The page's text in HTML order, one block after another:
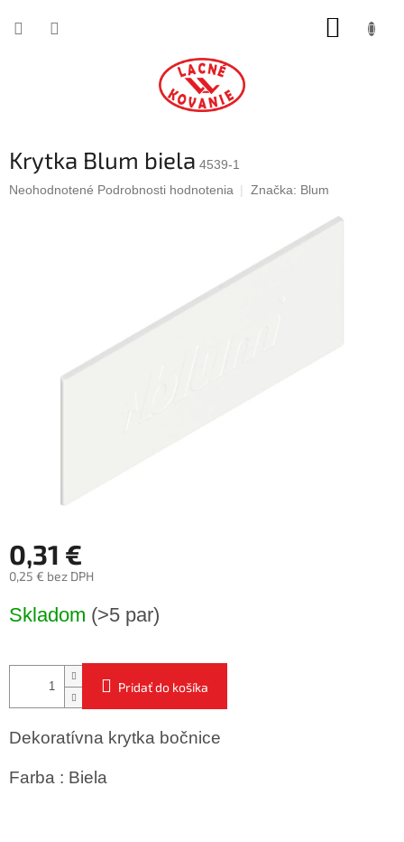
Krytka Blum biela 4539-1
Priemerné
Neohodnotené Podrobnosti hodnotenia Značka: Blum
0,31 €
0,25 € bez DPH
cena:
Skladom (>5 par)
Pridať do košíka
Dekoratívna krytka bočnice
Farba : Biela